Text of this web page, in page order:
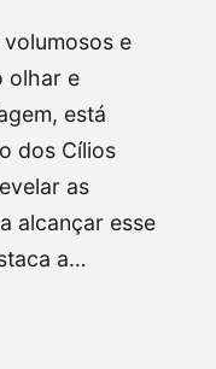
e
olhar e
está
dos Cílios
as
alcançar esse
a…